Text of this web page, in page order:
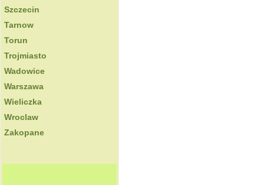
Szczecin
Tarnow
Torun
Trojmiasto
Wadowice
Warszawa
Wieliczka
Wroclaw
Zakopane